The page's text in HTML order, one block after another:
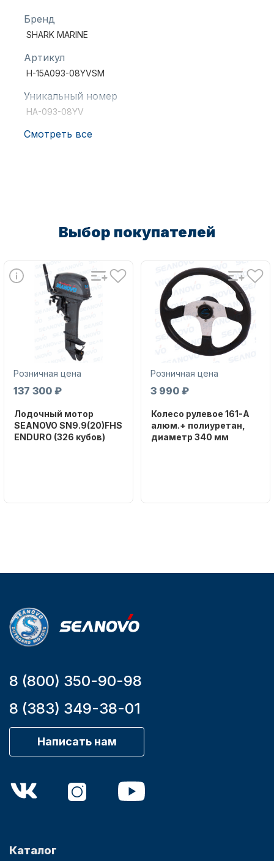
Аксессуары для лодок и
катеров
Бренд
SHARK MARINE
Артикул
H-15A093-08YVSM
Уникальный номер
HA-093-08YV
Смотреть все
Выбор покупателей
Розничная цена
137 300 ₽
Лодочный мотор
SEANOVO SN9.9(20)FHS
ENDURO (326 кубов)
Розничная цена
3 990 ₽
Колесо рулевое 161-A
алюм.+ полиуретан,
диаметр 340 мм
8 (800) 350-90-98
8 (383) 349-38-01
Написать нам
Каталог